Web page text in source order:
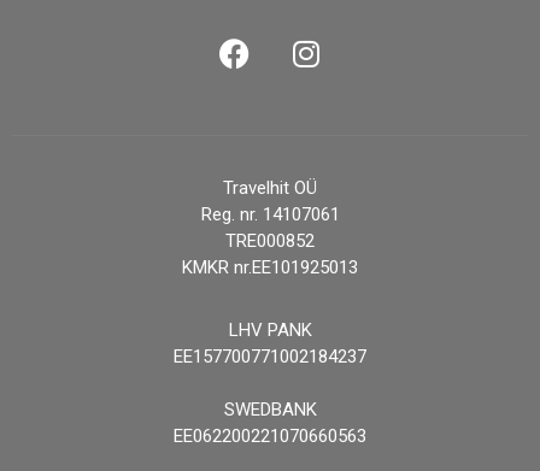
Travelhit OÜ
Reg. nr. 14107061
TRE000852
KMKR nr.EE101925013
LHV PANK
EE157700771002184237
SWEDBANK
EE062200221070660563